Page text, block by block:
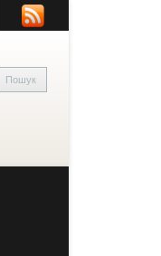
• Понад 15 років у